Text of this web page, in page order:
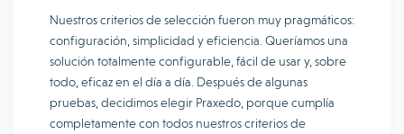
Nuestros criterios de selección fueron muy pragmáticos:
configuración, simplicidad y eficiencia. Queríamos una
solución totalmente configurable, fácil de usar y, sobre
todo, eficaz en el día a día. Después de algunas
pruebas, decidimos elegir Praxedo, porque cumplía
completamente con todos nuestros criterios de